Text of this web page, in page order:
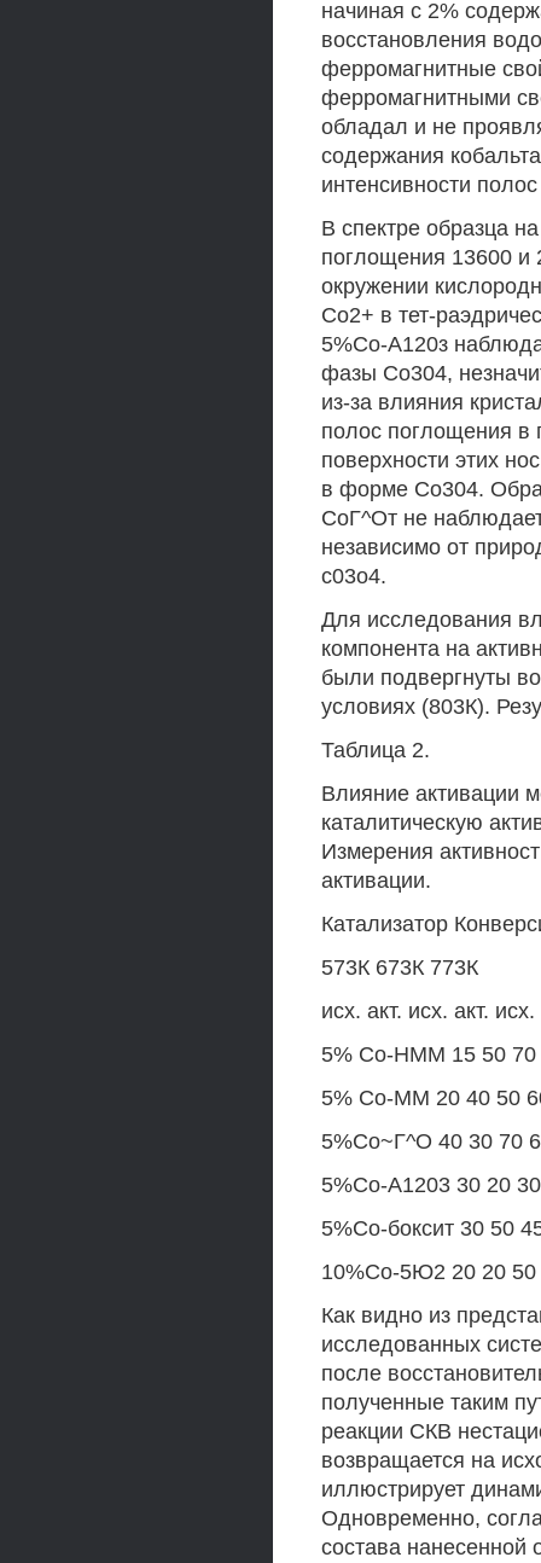
начиная с 2%
восстановления
ферромагнитные
ферромагнитными
обладал и не
содержания
интенсивности
В спектре образца
поглощения 13600 и
окружении
Со2+ в тет-
5%Со-А120з
фазы Со304,
из-за влияния
полос поглощения в
поверхности этих
в форме Со304.
СоГ^От не
независимо от
с03о4.
Для исследования
компонента на
были подвергнуты
условиях (803К).
Таблица 2.
Влияние активации
каталитическую
Измерения
активации.
Катализатор
573К 673К 773К
исх. акт. исх. акт. исх.
5% Со-НММ 15 50 70
5% Со-ММ 20 40 50
5%Со~Г^О 40 30 70
5%Со-А1203 30 20
5%Со-боксит 30 50
10%Со-5Ю2 20 20 50
Как видно из
исследованных
после
полученные таким
реакции СКВ
возвращается на
иллюстрирует
Одновременно,
состава нанесенной